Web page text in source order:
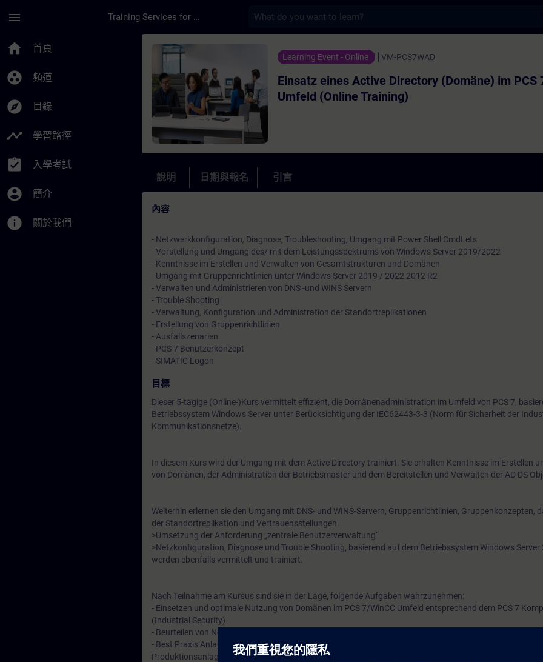
menu Training Services for Digital Industries
home 首頁
group_work 頻道
explore 目錄
timeline 學習路徑
assignment_turned_in 入學考試
account_circle 簡介
info 關於我們
課程 - Einsatz eines Active Directory (Domäne) im PCS 7 /
Learning Event - Online VM-PCS7WAD
Einsatz eines Active Directory (Domäne) im PCS
Umfeld (Online Training)
說明 日期與報名 引言
內容
- Netzwerkkonfiguration, Diagnose, Troubleshooting, Umgang mit Power Shell CmdLets
- Vorstellung und Umgang des/ mit dem Leistungsspektrums von Windows Server 2019/2022
- Kenntnisse im Erstellen und Verwalten von Gesamtstrukturen und Domänen
- Umgang mit Gruppenrichtlinien unter Windows Server 2019 / 2022 2012 R2
- Verwalten und Administrieren von DNS -und WINS Servern
- Trouble Shooting
- Verwaltung, Konfiguration und Administration der Standortreplikationen
- Erstellung von Gruppenrichtlinien
- Ausfallszenarien
- PCS 7 Benutzerkonzept
- SIMATIC Logon
目標
Dieser 5-tägige (Online-)Kurs vermittelt effizient, die Domänenadministration im Umfeld von PCS 7,
Betriebssystem Windows Server unter Berücksichtigung der IEC62443-3-3 (Norm für Sicherheit der
Kommunikationsnetze).
In diesem Kurs wird der Umgang mit dem Active Directory trainiert. Sie erhalten Kenntnisse im Erstellen
von Domänen, der Administration der Betriebsmaster und dem Bereitstellen und Verwalten der AD DS
Weiterhin erlernen sie den Umgang mit DNS- und WINS-Servern, Gruppenrichtlinien, Gruppenkonzepten,
der Standortreplikation und Vertrauensstellungen.
>Umsetzung der Anforderung „zentrale Benutzerverwaltung“
>Netzkonfiguration, Diagnose und Trouble Shooting, basierend auf dem Betriebssystem Windows
werden ebenfalls vermittelt und trainiert.
Nach Teilnahme am Kursus sind sie in der Lage, folgende Aufgaben wahrzunehmen:
- Einsetzen und optimale Nutzung von Domänen im PCS 7/WinCC Umfeld entsprechend dem PCS 7
(Industrial Security)
- Beurteilen von Netzwerkkonfigurationen
- Best Praxis Anlagenkonfiguration (Integration des Active Directory in einer mit Firewalls segmentierten
Produktionsanlage)